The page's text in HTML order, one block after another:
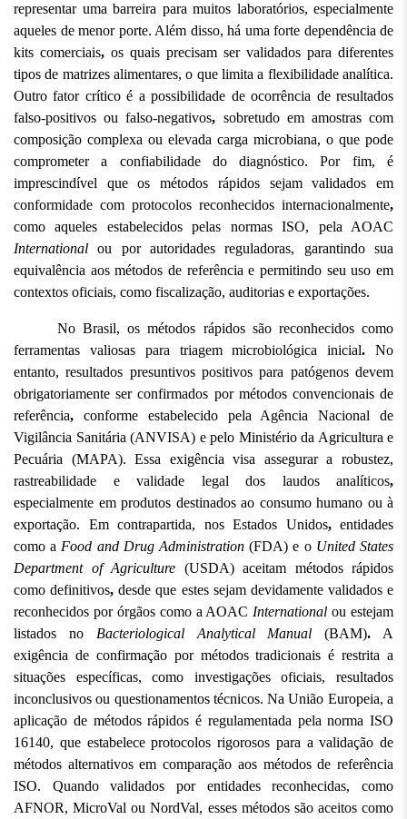
representar uma barreira para muitos laboratórios, especialmente
aqueles de menor porte. Além disso, há uma forte dependência de
kits comerciais, os quais precisam ser validados para diferentes
tipos de matrizes alimentares, o que limita a flexibilidade analítica.
Outro fator crítico é a possibilidade de ocorrência de resultados
falso-positivos ou falso-negativos, sobretudo em amostras com
composição complexa ou elevada carga microbiana, o que pode
comprometer a confiabilidade do diagnóstico. Por fim, é
imprescindível que os métodos rápidos sejam validados em
conformidade com protocolos reconhecidos internacionalmente,
International ou por autoridades reguladoras, garantindo sua
equivalência aos métodos de referência e permitindo seu uso em
contextos oficiais, como fiscalização, auditorias e exportações.
No Brasil, os métodos rápidos são reconhecidos como
ferramentas valiosas para triagem microbiológica inicial. No
entanto, resultados presuntivos positivos para patógenos devem
obrigatoriamente ser confirmados por métodos convencionais de
referência, conforme estabelecido pela Agência Nacional de
Vigilância Sanitária (ANVISA) e pelo Ministério da Agricultura e
Pecuária (MAPA). Essa exigência visa assegurar a robustez,
rastreabilidade e validade legal dos laudos analíticos,
especialmente em produtos destinados ao consumo humano ou à
exportação. Em contrapartida, nos Estados Unidos, entidades
como a Food and Drug Administration (FDA) e o United States
Department of Agriculture (USDA) aceitam métodos rápidos
como definitivos, desde que estes sejam devidamente validados e
reconhecidos por órgãos como a AOAC International ou estejam
listados no
Bacteriological Analytical Manual (BAM). A
exigência de confirmação por métodos tradicionais é restrita a
situações específicas, como investigações oficiais, resultados
inconclusivos ou questionamentos técnicos. Na União Europeia, a
aplicação de métodos rápidos é regulamentada pela norma ISO
16140, que estabelece protocolos rigorosos para a validação de
métodos alternativos em comparação aos métodos de referência
ISO. Quando validados por entidades reconhecidas, como
AFNOR, MicroVal ou NordVal, esses métodos são aceitos como